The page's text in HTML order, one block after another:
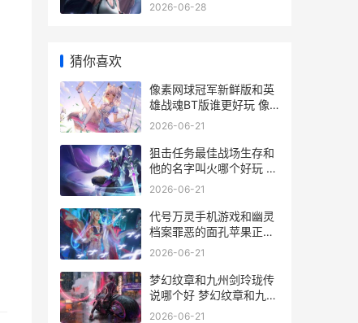
2026-06-28
猜你喜欢
像素网球冠军新鲜版和英
雄战魂BT版谁更好玩 像
素网球冠军新手教程
2026-06-21
狙击任务最佳战场生存和
他的名字叫火哪个好玩 狙
击任务第一关人在哪
2026-06-21
代号万灵手机游戏和幽灵
档案罪恶的面孔苹果正式
版如何玩 代号ol
2026-06-21
梦幻纹章和九州剑玲珑传
说哪个好 梦幻纹章和九州
纹章区别
2026-06-21